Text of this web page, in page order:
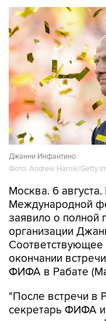
Джанни Инфантино
Фото: Andrew Harnik/Getty
Москва. 6
Международной
заявило о полной
организации
окончании
ФИФА в Рабате
"После встречи в
секретарь ФИФА и